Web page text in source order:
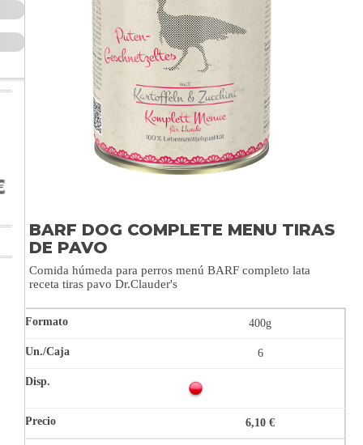
BARF DOG COMPLETE MENU TIRAS
DE PAVO
Comida húmeda para perros menú BARF completo lata
receta tiras pavo Dr.Clauder's
400g
6
6,10 €